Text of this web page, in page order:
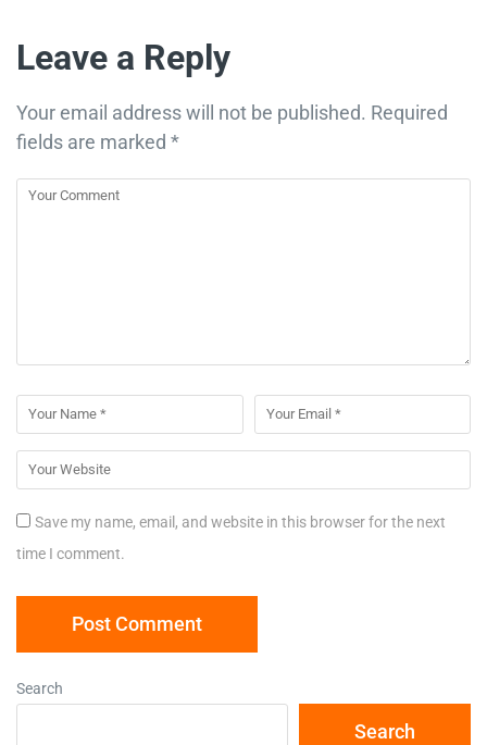
Leave a Reply
Your email address will not be published. Required
fields are marked *
Save my name, email, and website in this browser for the next
time I comment.
Search
Search